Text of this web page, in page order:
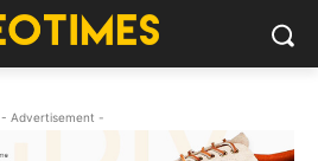
- Advertisement -